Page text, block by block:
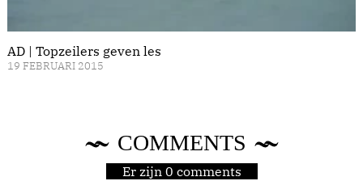
AD | Topzeilers geven les
19 FEBRUARI 2015
COMMENTS
Er zijn 0 comments